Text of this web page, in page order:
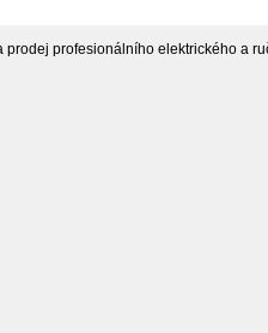
profesionálního elektrického a